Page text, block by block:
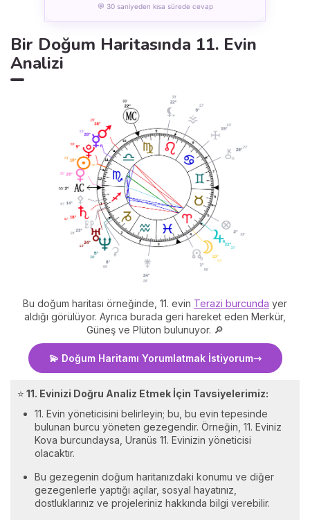
💬 30 saniyeden kısa sürede cevap
Bir Doğum Haritasında 11. Evin
Analizi
Bu doğum haritası örneğinde, 11. evin Terazi burcunda yer
aldığı görülüyor. Ayrıca burada geri hareket eden Merkür,
Güneş ve Plüton bulunuyor. 🔎
💫 Doğum Haritamı Yorumlatmak İstiyorum
⭐ 11. Evinizi Doğru Analiz Etmek İçin Tavsiyelerimiz:
11. Evin yöneticisini belirleyin; bu, bu evin tepesinde
bulunan burcu yöneten gezegendir. Örneğin, 11. Eviniz
Kova burcundaysa, Uranüs 11. Evinizin yöneticisi
olacaktır.
Bu gezegenin doğum haritanızdaki konumu ve diğer
gezegenlerle yaptığı açılar, sosyal hayatınız,
dostluklarınız ve projeleriniz hakkında bilgi verebilir.